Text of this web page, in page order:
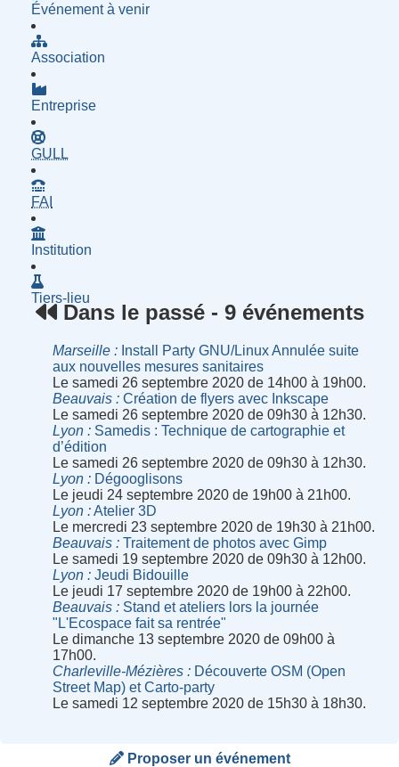
Événement à venir
Association
Entreprise
GULL
FAI
Institution
Tiers-lieu
Dans le passé - 9 événements
Marseille
Install Party GNU/Linux Annulée suite
aux nouvelles mesures sanitaires
Le samedi 26 septembre 2020 de 14h00 à 19h00.
Beauvais
Création de flyers avec Inkscape
Le samedi 26 septembre 2020 de 09h30 à 12h30.
Lyon
Samedis : Technique de cartographie et
d’édition
Le samedi 26 septembre 2020 de 09h30 à 12h30.
Lyon
Dégooglisons
Le jeudi 24 septembre 2020 de 19h00 à 21h00.
Lyon
Atelier 3D
Le mercredi 23 septembre 2020 de 19h30 à 21h00.
Beauvais
Traitement de photos avec Gimp
Le samedi 19 septembre 2020 de 09h30 à 12h00.
Lyon
Jeudi Bidouille
Le jeudi 17 septembre 2020 de 19h00 à 22h00.
Beauvais
Stand et ateliers lors la journée
"L'Ecospace fait sa rentrée"
Le dimanche 13 septembre 2020 de 09h00 à
17h00.
Charleville-Mézières
Découverte OSM (Open
Street Map) et Carto-party
Le samedi 12 septembre 2020 de 15h30 à 18h30.
Proposer un événement